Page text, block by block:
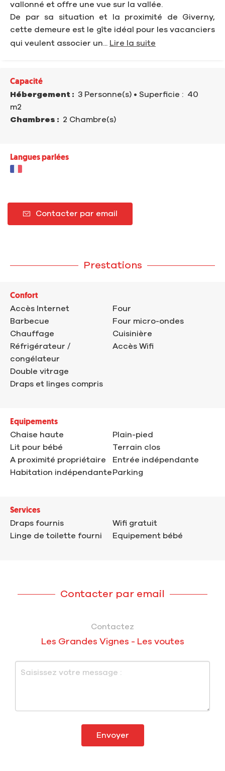
vallonné et offre une vue sur la vallée.
De par sa situation et la proximité de Giverny,
cette demeure est le gîte idéal pour les vacanciers
qui veulent associer un... Lire la suite
Capacité
Hébergement : 3 Personne(s) • Superficie : 40
m2
Chambres : 2 Chambre(s)
Langues parlées
Contacter par email
Prestations
Confort
Accès Internet
Barbecue
Chauffage
Réfrigérateur /
congélateur
Double vitrage
Draps et linges compris
Four
Four micro-ondes
Cuisinière
Accès Wifi
Equipements
Chaise haute
Lit pour bébé
A proximité propriétaire
Habitation indépendante
Plain-pied
Terrain clos
Entrée indépendante
Parking
Services
Draps fournis
Linge de toilette fourni
Wifi gratuit
Equipement bébé
Contacter par email
Contactez
Les Grandes Vignes - Les voutes
Envoyer